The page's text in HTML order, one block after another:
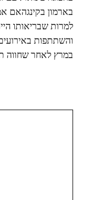
בארמון בקינגהאם
למרות שבריאותו
במרץ לאחר שחווה